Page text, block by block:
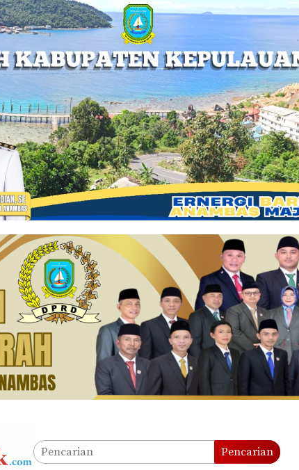
Pencarian